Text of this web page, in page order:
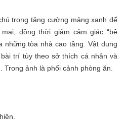
trọng tăng cường mảng xanh để
đồng thời giảm cảm giác “bê
những tòa nhà cao tầng. Vật dụng
trí tùy theo sở thích cá nhân và
Trong ảnh là phối cảnh phòng ăn.